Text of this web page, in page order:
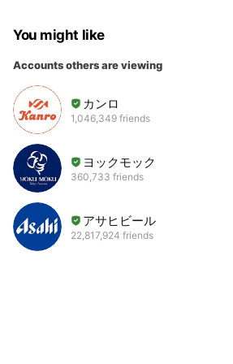
You might like
Accounts others are viewing
カンロ
1,046,349 friends
ヨックモック
360,733 friends
アサヒビール
22,817,924 friends